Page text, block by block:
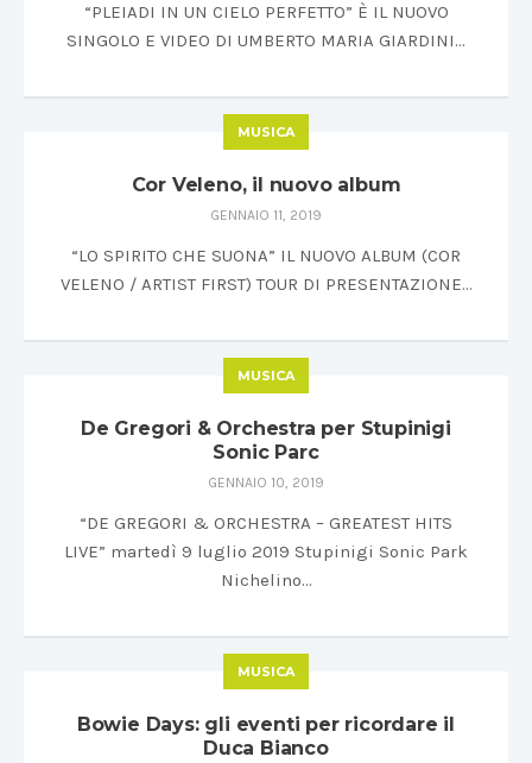
“PLEIADI IN UN CIELO PERFETTO” È IL NUOVO
SINGOLO E VIDEO DI UMBERTO MARIA GIARDINI…
MUSICA
Cor Veleno, il nuovo album
GENNAIO 11, 2019
“LO SPIRITO CHE SUONA” IL NUOVO ALBUM (COR
VELENO / ARTIST FIRST) TOUR DI PRESENTAZIONE…
MUSICA
De Gregori & Orchestra per Stupinigi
Sonic Parc
GENNAIO 10, 2019
“DE GREGORI & ORCHESTRA – GREATEST HITS
LIVE” martedì 9 luglio 2019 Stupinigi Sonic Park
Nichelino…
MUSICA
Bowie Days: gli eventi per ricordare il
Duca Bianco